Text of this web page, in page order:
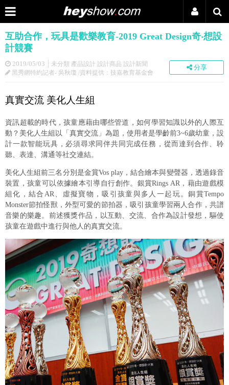
互助合作，玩具是歡樂教育-2019 Great Design奇‧想設
計競賽
2019/05/03
未分類 產品設計 設計商品 設計新聞
黑秀網特約記者- 吳秋瓊 /資料提供：技嘉教育基金會
分享
真實交流 美化人生組
資訊超載的時代，孩童應藉由哪些管道，如何學習知識以外的人際互
動？美化人生組以「真實交流」為題，使用者是學齡前3~6歲幼童，設
計一款智能玩具，必須尋求同伴共同完成任務，從而達到合作、聆
聽、表達、溝通等社交連結。
美化人生組前三名分別是金賞Vos play，結合繪本與變聲器，透過錄音
裝置，孩童可以依據繪本引導自行創作。銀賞Rings AR，藉由遊戲模
組化，結合AR、虛擬寶物，吸引孩童與多人一起玩。銅賞Tempo
Monster節拍怪獸，外型可愛的節拍器，吸引孩童學習兩人合作，共譜
音樂的樂趣。前述獲獎作品，以互動、交流、合作為設計發想，驅使
孩童在遊戲中進行與他人的真實交流。